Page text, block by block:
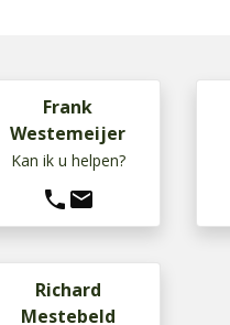
Frank
Westemeijer
Kan ik u helpen?
phone mail
Richard
Mestebeld